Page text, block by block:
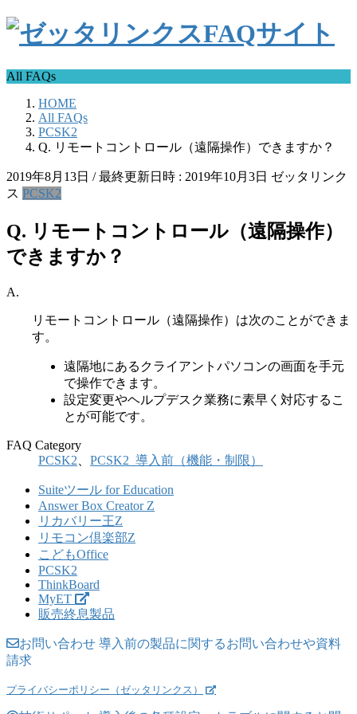
All FAQs
HOME
All FAQs
PCSK2
Q. リモートコントロール（遠隔操作）できますか？
2019年8月13日 / 最終更新日時 : 2019年10月3日 ゼッタリンク
ス PCSK2
Q. リモートコントロール（遠隔操作）
できますか？
A.
リモートコントロール（遠隔操作）は次のことができま
す。
遠隔地にあるクライアントパソコンの画面を手元
で操作できます。
設定変更やヘルプデスク業務に素早く対応するこ
とが可能です。
FAQ Category
PCSK2
PCSK2_導入前（機能・制限）
Suiteツール for Education
Answer Box Creator Z
リカバリー王Z
リモコン倶楽部Z
こどもOffice
PCSK2
ThinkBoard
MyET
販売終息製品
お問い合わせ 導入前の製品に関するお問い合わせや資料
請求
プライバシーポリシー（ゼッタリンクス）